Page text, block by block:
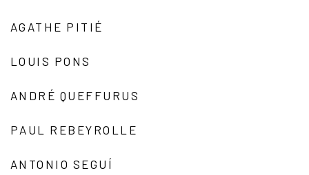
AGATHE PITIÉ
LOUIS PONS
ANDRÉ QUEFFURUS
PAUL REBEYROLLE
ANTONIO SEGUÍ